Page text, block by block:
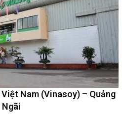
Nam (Vinasoy) – Quảng
Ngãi